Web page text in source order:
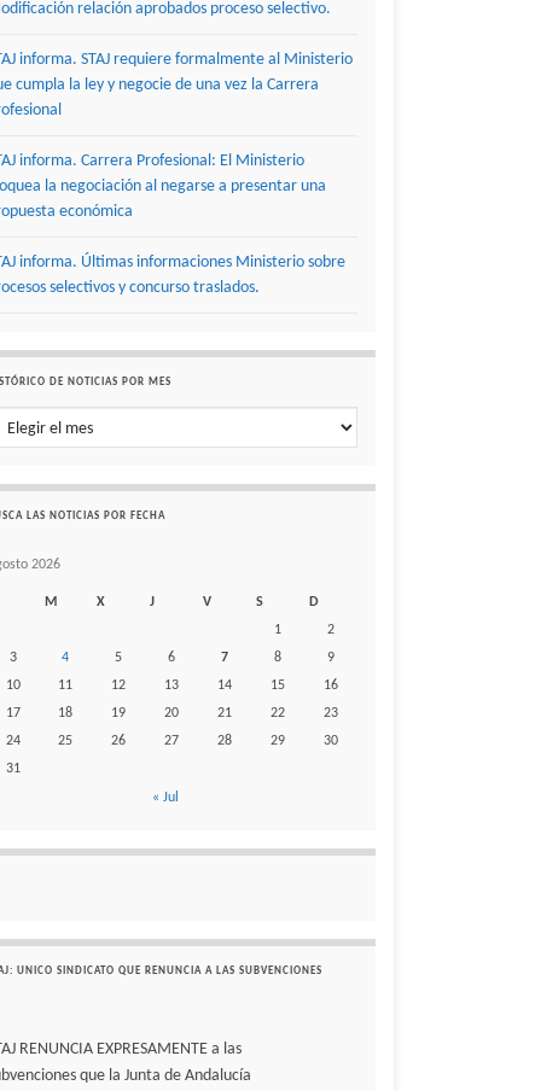
relación aprobados proceso selectivo.
informa. STAJ requiere formalmente al Ministerio
cumpla la ley y negocie de una vez la Carrera
informa. Carrera Profesional: El Ministerio
la negociación al negarse a presentar una
económica
informa. Últimas informaciones Ministerio sobre
selectivos y concurso traslados.
DE NOTICIAS POR MES
de noticias por mes
LAS NOTICIAS POR FECHA
2026
M X J V S
D
1
2
3
4 5 6 7 8
9
10
11 12 13 14 15
16
17
18 19 20 21 22
23
24
25 26 27 28 29
30
31
« Jul
UNICO SINDICATO QUE RENUNCIA A LAS SUBVENCIONES
RENUNCIA EXPRESAMENTE a las
que la Junta de Andalucía